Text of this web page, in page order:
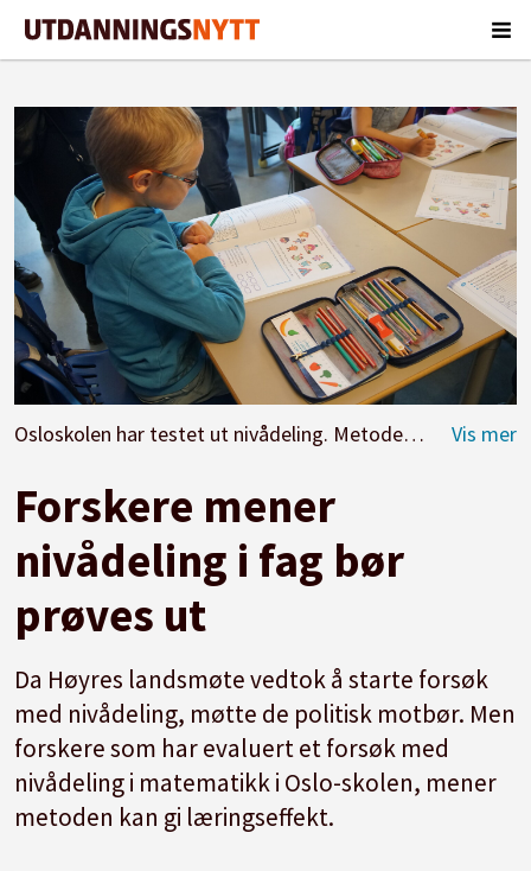
Osloskolen har testet ut nivådeling. Metoden møter skepsis både i Ap, SV og Utdanningsforbundet.
Forskere mener
nivådeling i fag bør
prøves ut
Da Høyres landsmøte vedtok å starte forsøk
med nivådeling, møtte de politisk motbør. Men
forskere som har evaluert et forsøk med
nivådeling i matematikk i Oslo-skolen, mener
metoden kan gi læringseffekt.